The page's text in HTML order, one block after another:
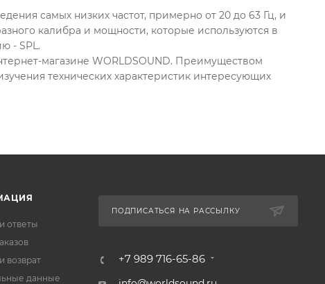
самых низких частот, примерно от 20 до 63 Гц, и
калибра и мощности, которые используются в
- SPL.
магазине WORLDSOUND. Преимуществом
технических характеристик интересующих
ответы
возврат
данные
ПОДПИСАТЬСЯ НА РАССЫЛКУ
+7 989 716-65-86